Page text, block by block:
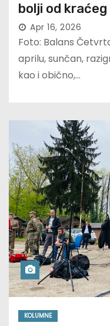
bolji od kraćeg
Apr 16, 2026
Foto: Balans
aprilu, sunčan,
kao i obično,…
KOLUMNE